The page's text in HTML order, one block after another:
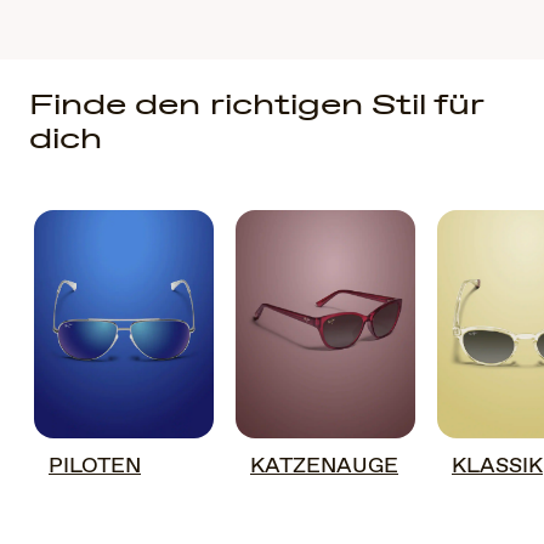
Finde den richtigen Stil für
dich
PILOTEN KATZENAUGE KLASSIK